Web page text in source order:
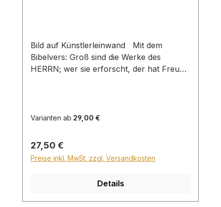
Bild auf Künstlerleinwand Mit dem
Bibelvers: Groß sind die Werke des
HERRN; wer sie erforscht, der hat Freude
innerhalb Deutschlands ein Zuschlag für
Für den Versand ins Ausland beträgt der
Sperrgutzuschlag 30€.
Varianten ab 29,00 €
Regulärer Preis:
27,50 €
Preise inkl. MwSt. zzgl. Versandkosten
Details